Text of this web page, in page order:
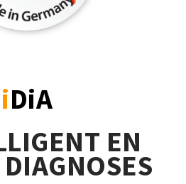
iDiA
EN